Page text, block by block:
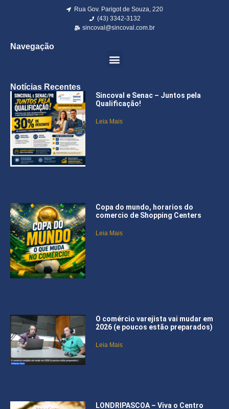
Rua Gov. Parigot de Souza, 220
(43) 3342-3132
sincoval@sincoval.com.br
Navegação
Notícias Recentes
Sincoval e Senac – Juntos pela
Qualificação!
Leia Mais
Copa do mundo, horarios do
comercio de Shopping Centers
Leia Mais
O comércio varejista vai mudar em
2026 (e poucos estão preparados)
Leia Mais
LONDRIPASCOA – Viva o Centro